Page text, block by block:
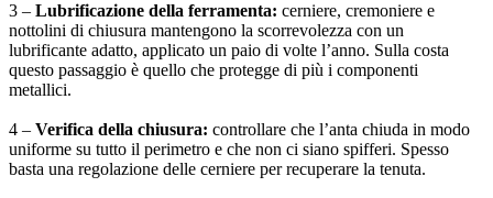
3 – Lubrificazione della ferramenta: cerniere, cremoniere e
nottolini di chiusura mantengono la scorrevolezza con un
lubrificante adatto, applicato un paio di volte l’anno. Sulla costa
questo passaggio è quello che protegge di più i componenti
metallici.
4 – Verifica della chiusura: controllare che l’anta chiuda in modo
uniforme su tutto il perimetro e che non ci siano spifferi. Spesso
basta una regolazione delle cerniere per recuperare la tenuta.